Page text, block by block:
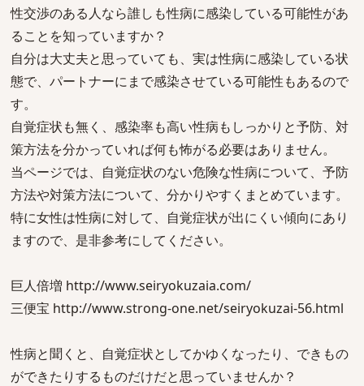
性交渉のある人なら誰しも性病に感染している可能性があ
ることを知っていますか？
自分は大丈夫と思っていても、実は性病に感染している状
態で、パートナーにまで感染させている可能性もあるので
す。
自覚症状も無く、感染率も高い性病もしっかりと予防、対
策方法を分かっていれば何も怖がる必要はありません。
当ページでは、自覚症状のない危険な性病について、予防
方法や対策方法について、分かりやすくまとめています。
特に女性は性病に対して、自覚症状が出にくい傾向にあり
ますので、是非参考にしてください。
巨人倍増 http://www.seiryokuzaia.com/
三便宝 http://www.strong-one.net/seiryokuzai-56.html
性病と聞くと、自覚症状としてかゆくなったり、できもの
ができたりするものだけだと思っていませんか？